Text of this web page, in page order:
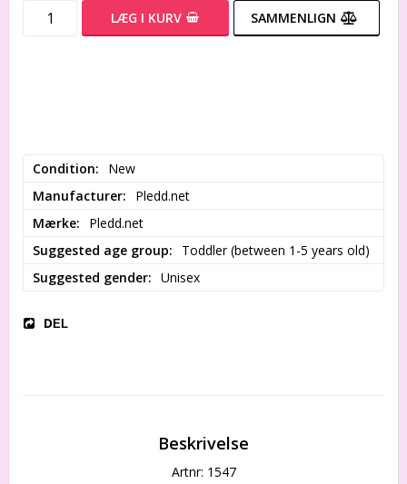
LÆG I KURV SAMMENLIGN
Condition
New
Manufacturer
Pledd.net
Mærke
Pledd.net
Suggested age group
Toddler (between 1-5 years old)
Suggested gender
Unisex
DEL
Beskrivelse
Artnr: 1547